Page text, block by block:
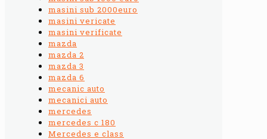
masini sub 2000euro
masini vericate
masini verificate
mazda
mazda 2
mazda 3
mazda 6
mecanic auto
mecanici auto
mercedes
mercedes c 180
Mercedes e class